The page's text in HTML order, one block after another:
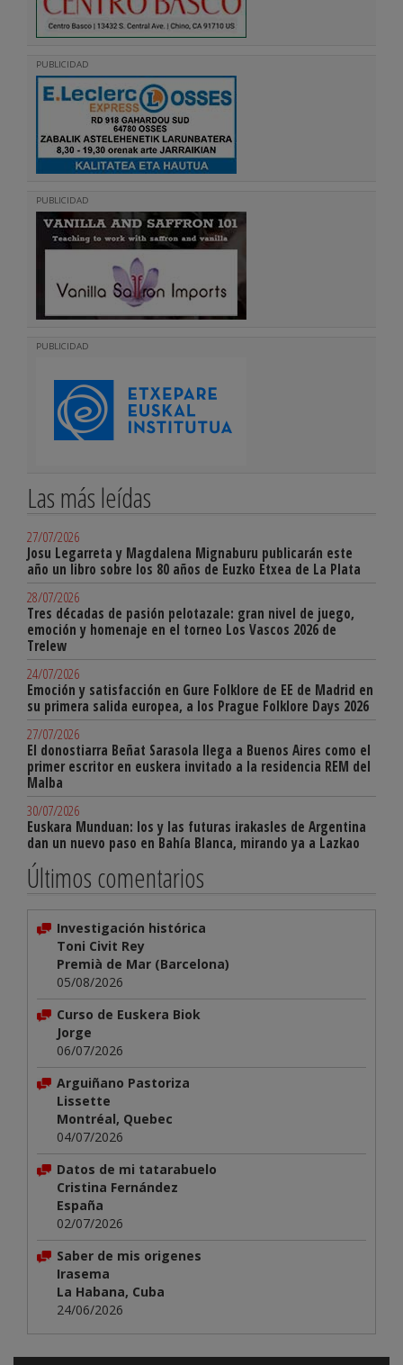
PUBLICIDAD
PUBLICIDAD
PUBLICIDAD
Las más leídas
27/07/2026
Josu Legarreta y Magdalena Mignaburu publicarán este
año un libro sobre los 80 años de Euzko Etxea de La Plata
28/07/2026
Tres décadas de pasión pelotazale: gran nivel de juego,
emoción y homenaje en el torneo Los Vascos 2026 de
Trelew
24/07/2026
Emoción y satisfacción en Gure Folklore de EE de Madrid en
su primera salida europea, a los Prague Folklore Days 2026
27/07/2026
El donostiarra Beñat Sarasola llega a Buenos Aires como el
primer escritor en euskera invitado a la residencia REM del
Malba
30/07/2026
Euskara Munduan: los y las futuras irakasles de Argentina
dan un nuevo paso en Bahía Blanca, mirando ya a Lazkao
Últimos comentarios
Investigación histórica
Toni Civit Rey
Premià de Mar (Barcelona)
05/08/2026
Curso de Euskera Biok
Jorge
06/07/2026
Arguiñano Pastoriza
Lissette
Montréal, Quebec
04/07/2026
Datos de mi tatarabuelo
Cristina Fernández
España
02/07/2026
Saber de mis origenes
Irasema
La Habana, Cuba
24/06/2026